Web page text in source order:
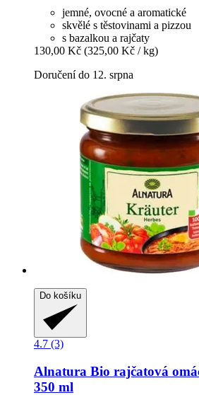
jemné, ovocné a aromatické
skvělé s těstovinami a pizzou
s bazalkou a rajčaty
130,00 Kč (325,00 Kč / kg)
Doručení do 12. srpna
Do košíku
4.7 (3)
Alnatura Bio rajčatová
350 ml